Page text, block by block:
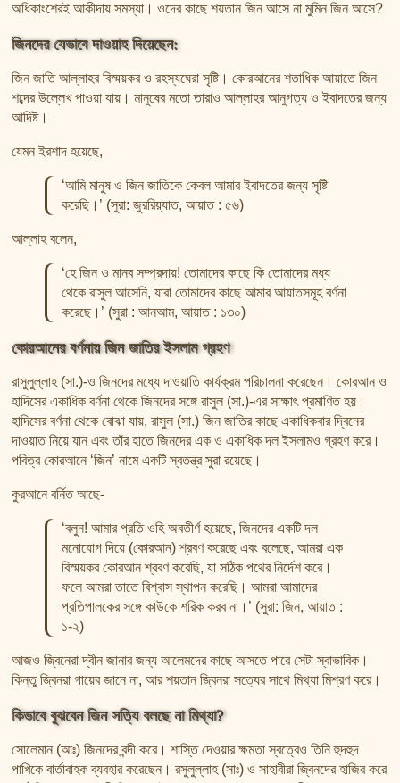
অধিকাংশেরই আকীদায় সমস্যা। ওদের কাছে শয়তান জিন আসে না মুমিন জিন আসে?
জিনদের যেভাবে দাওয়াহ দিয়েছেন:
জিন জাতি আল্লাহর বিস্ময়কর ও রহস্যঘেরা সৃষ্টি। কোরআনের শতাধিক আয়াতে জিন
শব্দের উল্লেখ পাওয়া যায়। মানুষের মতো তারাও আল্লাহর আনুগত্য ও ইবাদতের জন্য
আদিষ্ট।
যেমন ইরশাদ হয়েছে,
‘আমি মানুষ ও জিন জাতিকে কেবল আমার ইবাদতের জন্য সৃষ্টি
করেছি।’ (সুরা: জুররিয়্যাত, আয়াত : ৫৬)
আল্লাহ বলেন,
‘হে জিন ও মানব সম্প্রদায়! তোমাদের কাছে কি তোমাদের মধ্য
থেকে রাসুল আসেনি, যারা তোমাদের কাছে আমার আয়াতসমূহ বর্ণনা
করেছে।’ (সুরা : আনআম, আয়াত : ১৩০)
কোরআনের বর্ণনায় জিন জাতির ইসলাম গ্রহণ
রাসুলুল্লাহ (সা.)-ও জিনদের মধ্যে দাওয়াতি কার্যক্রম পরিচালনা করেছেন। কোরআন ও
হাদিসের একাধিক বর্ণনা থেকে জিনদের সঙ্গে রাসুল (সা.)-এর সাক্ষাৎ প্রমাণিত হয়।
হাদিসের বর্ণনা থেকে বোঝা যায়, রাসুল (সা.) জিন জাতির কাছে একাধিকবার দ্বিনের
দাওয়াত নিয়ে যান এবং তাঁর হাতে জিনদের এক ও একাধিক দল ইসলামও গ্রহণ করে।
পবিত্র কোরআনে ‘জিন’ নামে একটি স্বতন্ত্র সুরা রয়েছে।
কুরআনে বর্নিত আছে-
‘বলুন! আমার প্রতি ওহি অবতীর্ণ হয়েছে, জিনদের একটি দল
মনোযোগ দিয়ে (কোরআন) শ্রবণ করেছে এবং বলেছে, আমরা এক
বিস্ময়কর কোরআন শ্রবণ করেছি, যা সঠিক পথের নির্দেশ করে।
ফলে আমরা তাতে বিশ্বাস স্থাপন করেছি। আমরা আমাদের
প্রতিপালকের সঙ্গে কাউকে শরিক করব না।’ (সুরা: জিন, আয়াত :
১-২)
আজও জ্বিনেরা দ্বীন জানার জন্য আলেমদের কাছে আসতে পারে সেটা স্বাভাবিক।
কিন্তু জ্বিনরা গায়েব জানে না, আর শয়তান জ্বিনরা সত্যের সাথে মিথ্যা মিশ্রণ করে।
কিভাবে বুঝবেন জিন সত্যি বলছে না মিথ্যা?
সোলেমান (আঃ) জিনদের বন্দী করে। শাস্তি দেওয়ার ক্ষমতা স্বত্বেও তিনি হুদহুদ
পাখিকে বার্তাবাহক ব্যবহার করেছেন। রসুলুল্লাহ (সাঃ) ও সাহাবীরা জ্বিনদের হাজির করে